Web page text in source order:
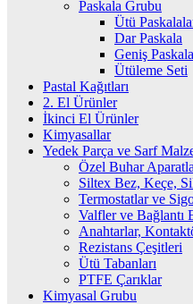
Paskala Grubu
Ütü
Dar Paskala
Geniş Paskala
Ütüleme Seti
Pastal Kağıtları
2. El Ürünler
İkinci El Ürünler
Kimyasallar
Yedek Parça ve Sarf
Özel Buhar
Siltex Bez, Keçe,
Termostatlar ve
Valfler ve Bağlantı
Anahtarlar,
Rezistans Çeşitleri
Ütü Tabanları
PTFE Çarıklar
Kimyasal Grubu